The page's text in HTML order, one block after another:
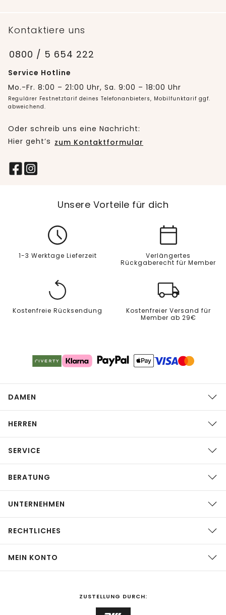
Kontaktiere uns
0800 / 5 654 222
Service Hotline
Mo.-Fr. 8:00 – 21:00 Uhr, Sa. 9:00 – 18:00 Uhr
Regulärer Festnetztarif deines Telefonanbieters, Mobilfunktarif ggf.
abweichend.
Oder schreib uns eine Nachricht:
Hier geht’s zum Kontaktformular
Unsere Vorteile für dich
1-3 Werktage Lieferzeit
Verlängertes
Rückgaberecht für Member
Kostenfreie Rücksendung
Kostenfreier Versand für
Member ab 29€
DAMEN
HERREN
SERVICE
BERATUNG
UNTERNEHMEN
RECHTLICHES
MEIN KONTO
ZUSTELLUNG DURCH: